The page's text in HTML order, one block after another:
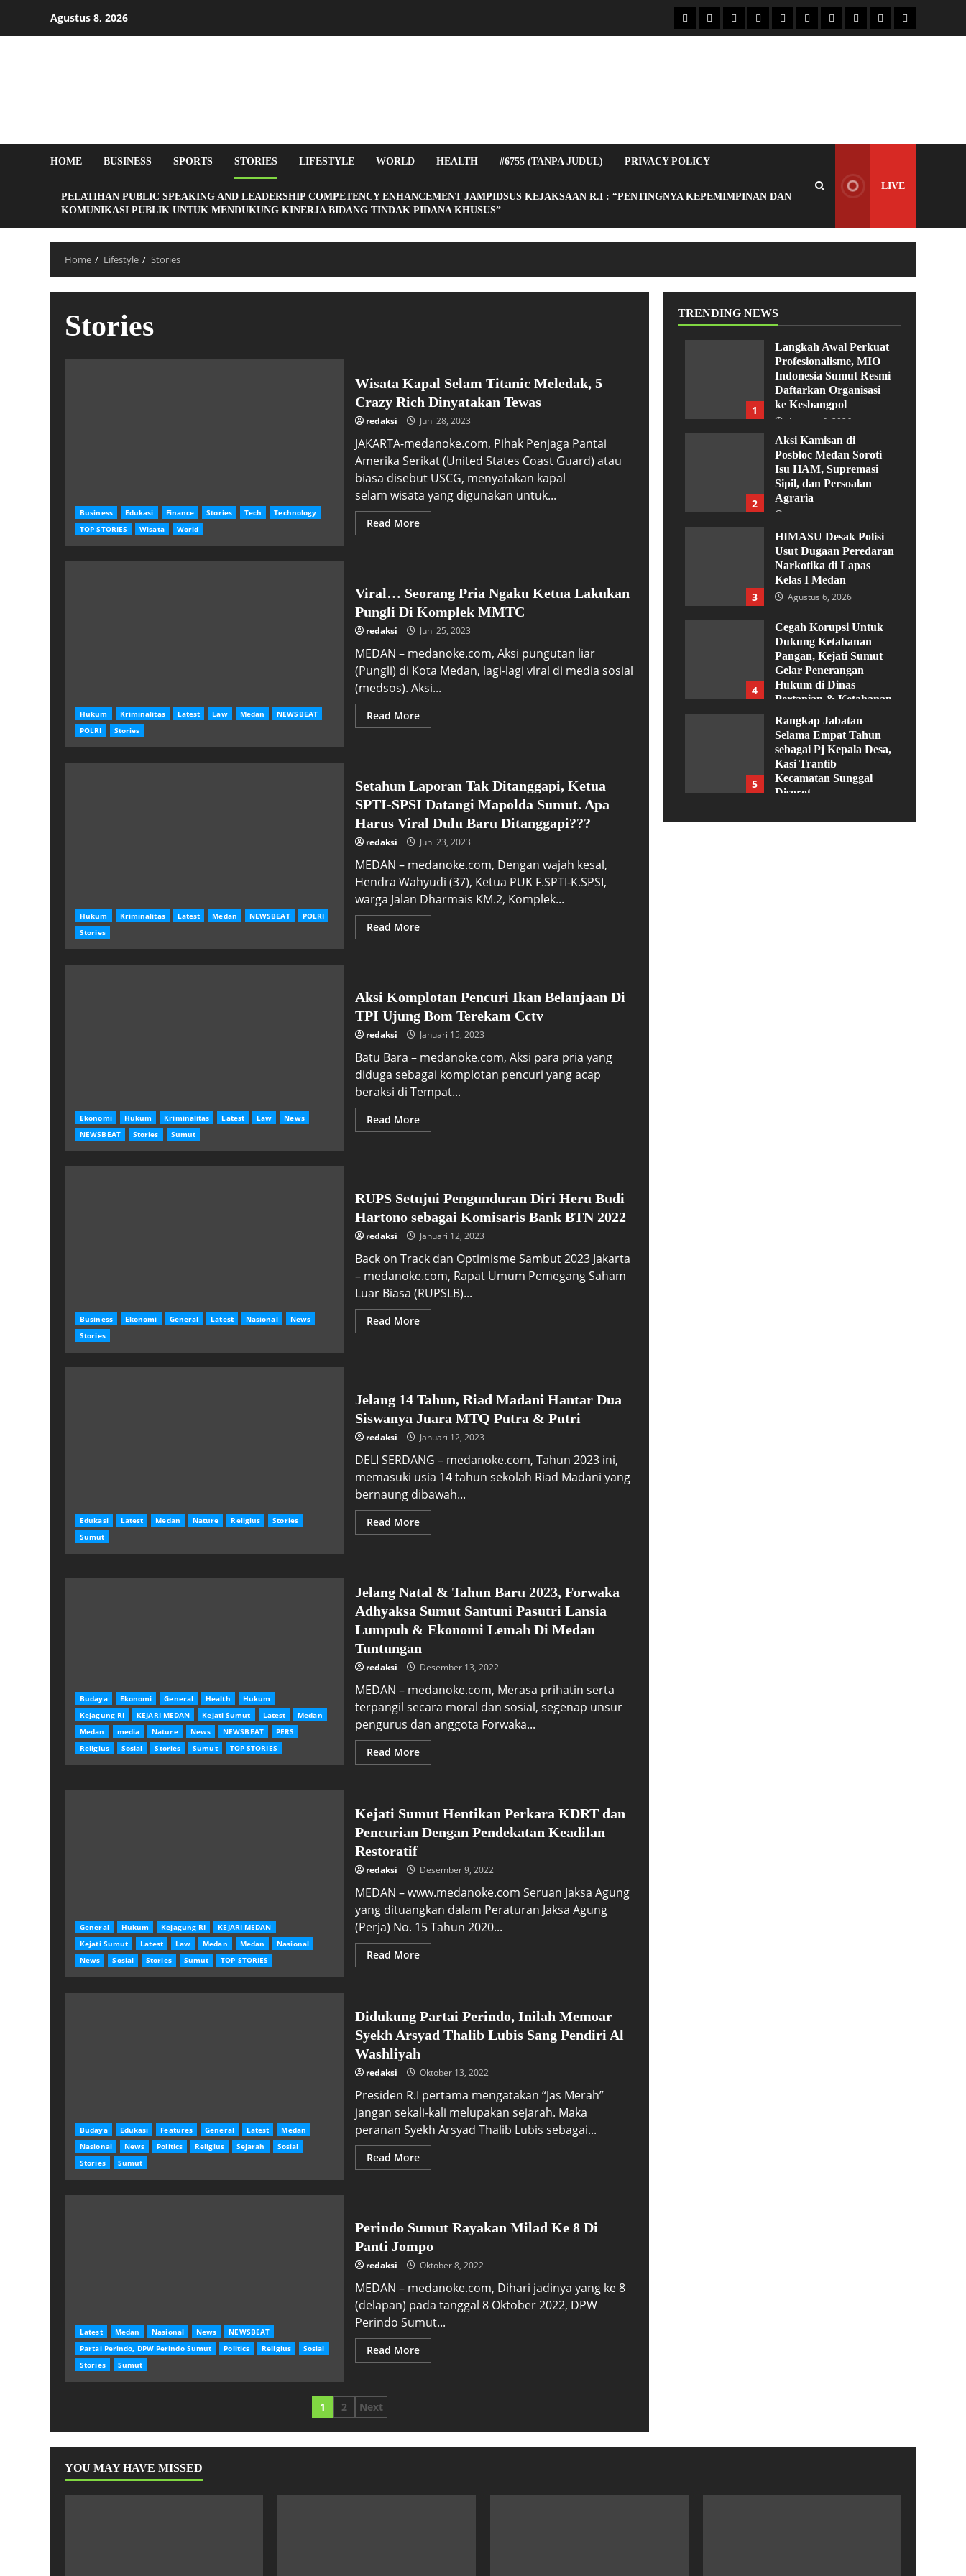
Agustus 8, 2026
HOME BUSINESS SPORTS STORIES LIFESTYLE WORLD HEALTH #6755 (TANPA JUDUL) PRIVACY POLICY
PELATIHAN PUBLIC SPEAKING AND LEADERSHIP COMPETENCY ENHANCEMENT JAMPIDSUS KEJAKSAAN R.I : “PENTINGNYA KEPEMIMPINAN DAN
KOMUNIKASI PUBLIK UNTUK MENDUKUNG KINERJA BIDANG TINDAK PIDANA KHUSUS”
LIVE
Home Lifestyle Stories
Stories
Business Edukasi Finance Stories Tech
Technology
TOP STORIES
Wisata World
Wisata Kapal Selam Titanic Meledak, 5
Crazy Rich Dinyatakan Tewas
redaksi Juni 28, 2023
JAKARTA-medanoke.com, Pihak Penjaga Pantai
Amerika Serikat (United States Coast Guard) atau
biasa disebut USCG, menyatakan kapal
selam wisata yang digunakan untuk...
Read More
Hukum Kriminalitas Latest Law Medan
NEWSBEAT
POLRI
Stories
Viral… Seorang Pria Ngaku Ketua Lakukan
Pungli Di Komplek MMTC
redaksi Juni 25, 2023
MEDAN – medanoke.com, Aksi pungutan liar
(Pungli) di Kota Medan, lagi-lagi viral di media sosial
(medsos). Aksi...
Read More
Hukum Kriminalitas Latest Medan NEWSBEAT
POLRI
Stories
Setahun Laporan Tak Ditanggapi, Ketua
SPTI-SPSI Datangi Mapolda Sumut. Apa
Harus Viral Dulu Baru Ditanggapi???
redaksi Juni 23, 2023
MEDAN – medanoke.com, Dengan wajah kesal,
Hendra Wahyudi (37), Ketua PUK F.SPTI-K.SPSI,
warga Jalan Dharmais KM.2, Komplek...
Read More
Ekonomi Hukum Kriminalitas Latest Law
News
NEWSBEAT
Stories Sumut
Aksi Komplotan Pencuri Ikan Belanjaan Di
TPI Ujung Bom Terekam Cctv
redaksi Januari 15, 2023
Batu Bara – medanoke.com, Aksi para pria yang
diduga sebagai komplotan pencuri yang acap
beraksi di Tempat...
Read More
Business Ekonomi General Latest Nasional
News
Stories
RUPS Setujui Pengunduran Diri Heru Budi
Hartono sebagai Komisaris Bank BTN 2022
redaksi Januari 12, 2023
Back on Track dan Optimisme Sambut 2023 Jakarta
– medanoke.com, Rapat Umum Pemegang Saham
Luar Biasa (RUPSLB)...
Read More
Edukasi Latest Medan Nature Religius
Stories
Sumut
Jelang 14 Tahun, Riad Madani Hantar Dua
Siswanya Juara MTQ Putra & Putri
redaksi Januari 12, 2023
DELI SERDANG – medanoke.com, Tahun 2023 ini,
memasuki usia 14 tahun sekolah Riad Madani yang
bernaung dibawah...
Read More
Budaya Ekonomi General Health
Hukum
Kejagung RI
KEJARI MEDAN Kejati Sumut Latest
Medan
Medan
media Nature News NEWSBEAT
PERS
Religius
Sosial Stories Sumut TOP STORIES
Jelang Natal & Tahun Baru 2023, Forwaka
Adhyaksa Sumut Santuni Pasutri Lansia
Lumpuh & Ekonomi Lemah Di Medan
Tuntungan
redaksi Desember 13, 2022
MEDAN – medanoke.com, Merasa prihatin serta
terpangil secara moral dan sosial, segenap unsur
pengurus dan anggota Forwaka...
Read More
General Hukum Kejagung RI
KEJARI MEDAN
Kejati Sumut
Latest Law Medan Medan
Nasional
News
Sosial Stories Sumut TOP STORIES
Kejati Sumut Hentikan Perkara KDRT dan
Pencurian Dengan Pendekatan Keadilan
Restoratif
redaksi Desember 9, 2022
MEDAN – www.medanoke.com Seruan Jaksa Agung
yang dituangkan dalam Peraturan Jaksa Agung
(Perja) No. 15 Tahun 2020...
Read More
Budaya Edukasi Features General Latest
Medan
Nasional
News Politics Religius Sejarah
Sosial
Stories
Sumut
Didukung Partai Perindo, Inilah Memoar
Syekh Arsyad Thalib Lubis Sang Pendiri Al
Washliyah
redaksi Oktober 13, 2022
Presiden R.I pertama mengatakan “Jas Merah”
jangan sekali-kali melupakan sejarah. Maka
peranan Syekh Arsyad Thalib Lubis sebagai...
Read More
Latest Medan Nasional News
NEWSBEAT
Partai Perindo, DPW Perindo Sumut
Politics Religius
Sosial
Stories
Sumut
Perindo Sumut Rayakan Milad Ke 8 Di
Panti Jompo
redaksi Oktober 8, 2022
MEDAN – medanoke.com, Dihari jadinya yang ke 8
(delapan) pada tanggal 8 Oktober 2022, DPW
Perindo Sumut...
Read More
1 2 Next
TRENDING NEWS
1
Langkah Awal Perkuat
Profesionalisme, MIO
Indonesia Sumut Resmi
Daftarkan Organisasi
ke Kesbangpol
Agustus 6, 2026
2
Aksi Kamisan di
Posbloc Medan Soroti
Isu HAM, Supremasi
Sipil, dan Persoalan
Agraria
Agustus 6, 2026
3
HIMASU Desak Polisi
Usut Dugaan Peredaran
Narkotika di Lapas
Kelas I Medan
Agustus 6, 2026
4
Cegah Korupsi Untuk
Dukung Ketahanan
Pangan, Kejati Sumut
Gelar Penerangan
Hukum di Dinas
Pertanian & Ketahanan
Agustus 5, 2026
5
Rangkap Jabatan
Selama Empat Tahun
sebagai Pj Kepala Desa,
Kasi Trantib
Kecamatan Sunggal
Disorot
YOU MAY HAVE MISSED